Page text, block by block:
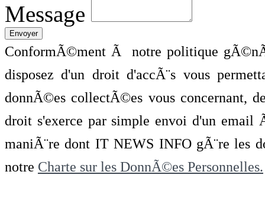
Message
ConformÃ©ment Ã notre politique
disposez d'un droit d'accÃ¨s vous
donnÃ©es collectÃ©es vous concernant,
droit s'exerce par simple envoi d'un
maniÃ¨re dont IT NEWS INFO gÃ¨re les
notre Charte sur les DonnÃ©es Personnelles.